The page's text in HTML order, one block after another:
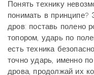
Понять технику
понимать в принципе?
дров: поставь полено
топором, ударь по
есть техника
точно ударь, именно
дрова, продолжай их